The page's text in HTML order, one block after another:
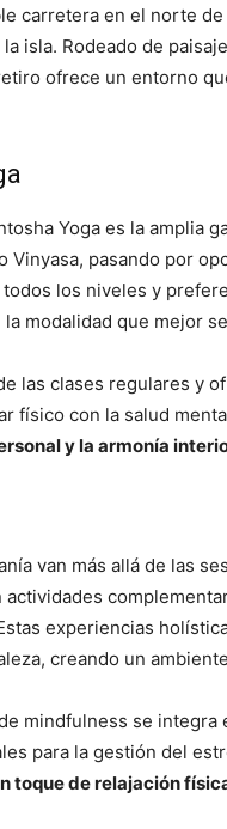
carretera en el norte
isla. Rodeado de
ofrece un entorno
Yoga es la amplia
Vinyasa, pasando por
los niveles y
modalidad que mejor
las clases regulares y
físico con la salud
y la armonía
van más allá de las
experiencias
creando un
mindfulness se
para la gestión del
toque de relajación